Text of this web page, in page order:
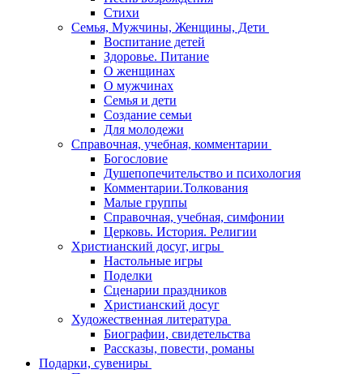
Стихи
Семья, Мужчины, Женщины, Дети
Воспитание детей
Здоровье. Питание
О женщинах
О мужчинах
Семья и дети
Создание семьи
Для молодежи
Справочная, учебная, комментарии
Богословие
Душепопечительство и психология
Комментарии.Толкования
Малые группы
Справочная, учебная, симфонии
Церковь. История. Религии
Христианский досуг, игры
Настольные игры
Поделки
Сценарии праздников
Христианский досуг
Художественная литература
Биографии, свидетельства
Рассказы, повести, романы
Подарки, сувениры